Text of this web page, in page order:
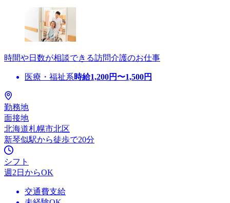
時間や日数が相談できる訪問介護のお仕事
医療・福祉系時給1,200円〜1,500円
勤務地
面接地
北海道札幌市北区
新琴似駅から徒歩で20分
シフト
週2日からOK
交通費支給